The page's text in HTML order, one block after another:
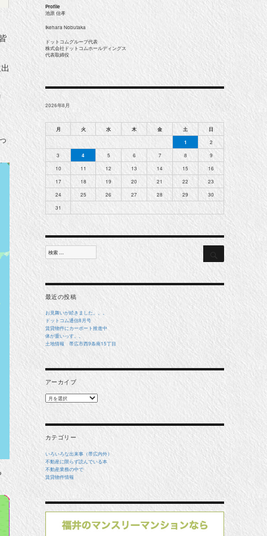
Profile
池原 信孝
Ikehara Nobutaka
ドットコムグループ代表
株式会社ドットコムホールディングス
代表取締役
2026年8月
月 火 水 木 金 土
日
1
2
3
4 5 6 7 8
9
10
11 12 13 14 15
16
17
18 19 20 21 22
23
24
25 26 27 28 29
30
31
検
索
検
最近の投稿
お見舞いが続きました。。。
ドットコム通信8月号
賃貸物件にカーポート推進中
体が重いっす。。
土地情報 帯広市西9条南15丁目
アーカイブ
ー
ブ
カテゴリー
いろいろな出来事（帯広内外）
不動産に限らず読んでいる本
不動産業務の中で
賃貸物件情報